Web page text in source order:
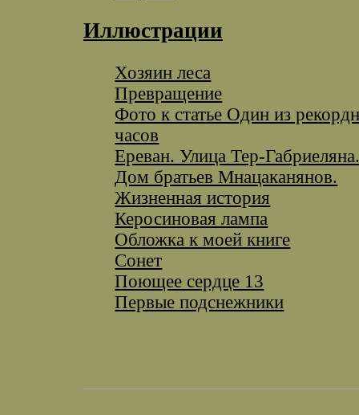
Иллюстрации
Хозяин леса
Превращение
Фото к статье Один из
часов
Ереван. Улица Тер-
Дом братьев Мнацаканянов.
Жизненная история
Керосиновая лампа
Обложка к моей книге
Сонет
Поющее сердце 13
Первые подснежники